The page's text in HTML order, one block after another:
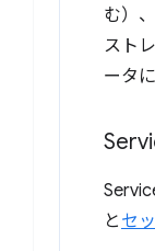
む）
スト
ータ
と セ